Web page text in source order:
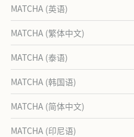
MATCHA (英语)
MATCHA (繁体中文)
MATCHA (泰语)
MATCHA (韩国语)
MATCHA (简体中文)
MATCHA (印尼语)